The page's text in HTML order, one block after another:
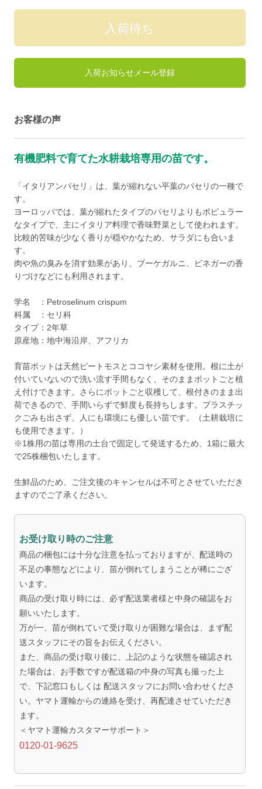
入荷お知らせメール登録
お客様の声
有機肥料で育てた水耕栽培専用の苗です。
「イタリアンパセリ」は、葉が縮れない平葉のパセリの一種で
す。
ヨーロッパでは、葉が縮れたタイプのパセリよりもポピュラー
なタイプで、主にイタリア料理で香味野菜として使われます。
比較的苦味が少なく香りが穏やかなため、サラダにも合いま
す。
肉や魚の臭みを消す効果があり、ブーケガルニ、ビネガーの香
りづけなどにも利用されます。
学名 ：Petroselinum crispum
科属 ：セリ科
タイプ：2年草
原産地：地中海沿岸、アフリカ
育苗ポットは天然ピートモスとココヤシ素材を使用。根に土が
付いていないので洗い流す手間もなく、そのままポットごと植
え付けできます。さらにポットごと収穫して、根付きのまま出
荷できるので、手間いらずで鮮度も長持ちします。プラスチッ
クごみも出さず、人にも環境にも優しい苗です。（土耕栽培に
も使用できます。）
※1株用の苗は専用の土台で固定して発送するため、1箱に最大
で25株梱包いたします。
生鮮品のため、ご注文後のキャンセルは不可とさせていただき
ますのでご了承ください。
お受け取り時のご注意
商品の梱包には十分な注意を払っておりますが、配送時の
不足の事態などにより、苗が倒れてしまうことが稀にござ
います。
商品の受け取り時には、必ず配送業者様と中身の確認をお
願いいたします。
万が一、苗が倒れていて受け取りが困難な場合は、まず配
送スタッフにその旨をお伝えください。
また、商品の受け取り後に、上記のような状態を確認され
た場合は、お手数ですが配送箱の中身の写真も撮った上
で、下記窓口もしくは 配送スタッフにお問い合わせくださ
い。ヤマト運輸からの連絡を受け、再配達させていただき
ます。
＜ヤマト運輸カスタマーサポート＞
0120-01-9625